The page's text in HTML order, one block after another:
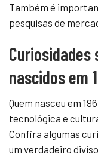
Também é
pesquisas de
Curiosidades
nascidos em
Quem nasceu em
tecnológica e
Confira algumas
um verdadeiro